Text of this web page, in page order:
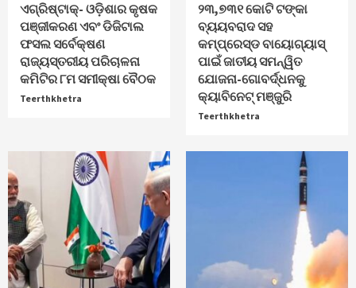
ଏଗ୍ରିଷ୍ଟାକ୍‌- ଓଡ଼ିଶାର କୃଷକ
ପଞ୍ଜୀକରଣ ଏବଂ ଡିଜିଟାଲ
ଫସଲ ସର୍ବେକ୍ଷଣ
ରାଜ୍ୟସ୍ତରୀୟ ପରିଚାଳନା
କମିଟିର ୮ମ ସମୀକ୍ଷା ବୈଠକ
Teerthkhetra
୨୩,୭୩୧ କୋଟି ଟଙ୍କା
ବ୍ୟୟବରାଦ ସହ
କମ୍ପ୍ରେସ୍ଡ ବାୟୋଗ୍ୟାସ୍
ପାଇଁ ଜାତୀୟ ସମନ୍ୱିତ
ଯୋଜନା-ଗୋବର୍ଦ୍ଧନକୁ
କ୍ୟାବିନେଟ୍‌ ମଞ୍ଜୁରି
Teerthkhetra